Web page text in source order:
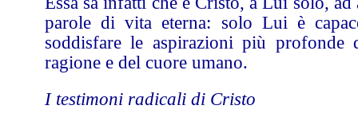
parole di vita eterna: solo Lui è
soddisfare le aspirazioni più profonde
ragione e del cuore umano.
I testimoni radicali di Cristo